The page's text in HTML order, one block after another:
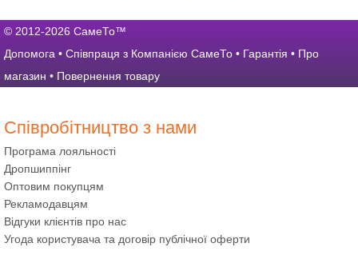
© 2012-2026 СамеТо™
Допомога • Співпраця з Компанією СамеТо • Гарантія • Про
магазин • Повернення товару
Співробітництво з нами
Програма лояльності
Дропшиппінг
Оптовим покупцям
Рекламодавцям
Відгуки клієнтів про нас
Угода користувача та договір публічної оферти